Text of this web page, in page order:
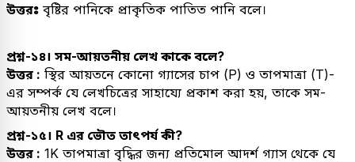
উত্তরঃ বৃষ্টির পানিকে প্রাকৃতিক পাতিত পানি বলে।
প্রশ্ন-১৪। সম-আয়তনীয় লেখ কাকে বলে?
উত্তর : স্থির আয়তনে কোনো গ্যাসের চাপ (P) ও তাপমাত্রা (T)-
এর সম্পর্ক যে লেখচিত্রের সাহায্যে প্রকাশ করা হয়, তাকে সম-
আয়তনীয় লেখ বলে।
প্রশ্ন-১৫। R এর ভৌত তাৎপর্য কী?
উত্তর : 1K তাপমাত্রা বৃদ্ধির জন্য প্রতিমোল আদর্শ গ্যাস থেকে যে